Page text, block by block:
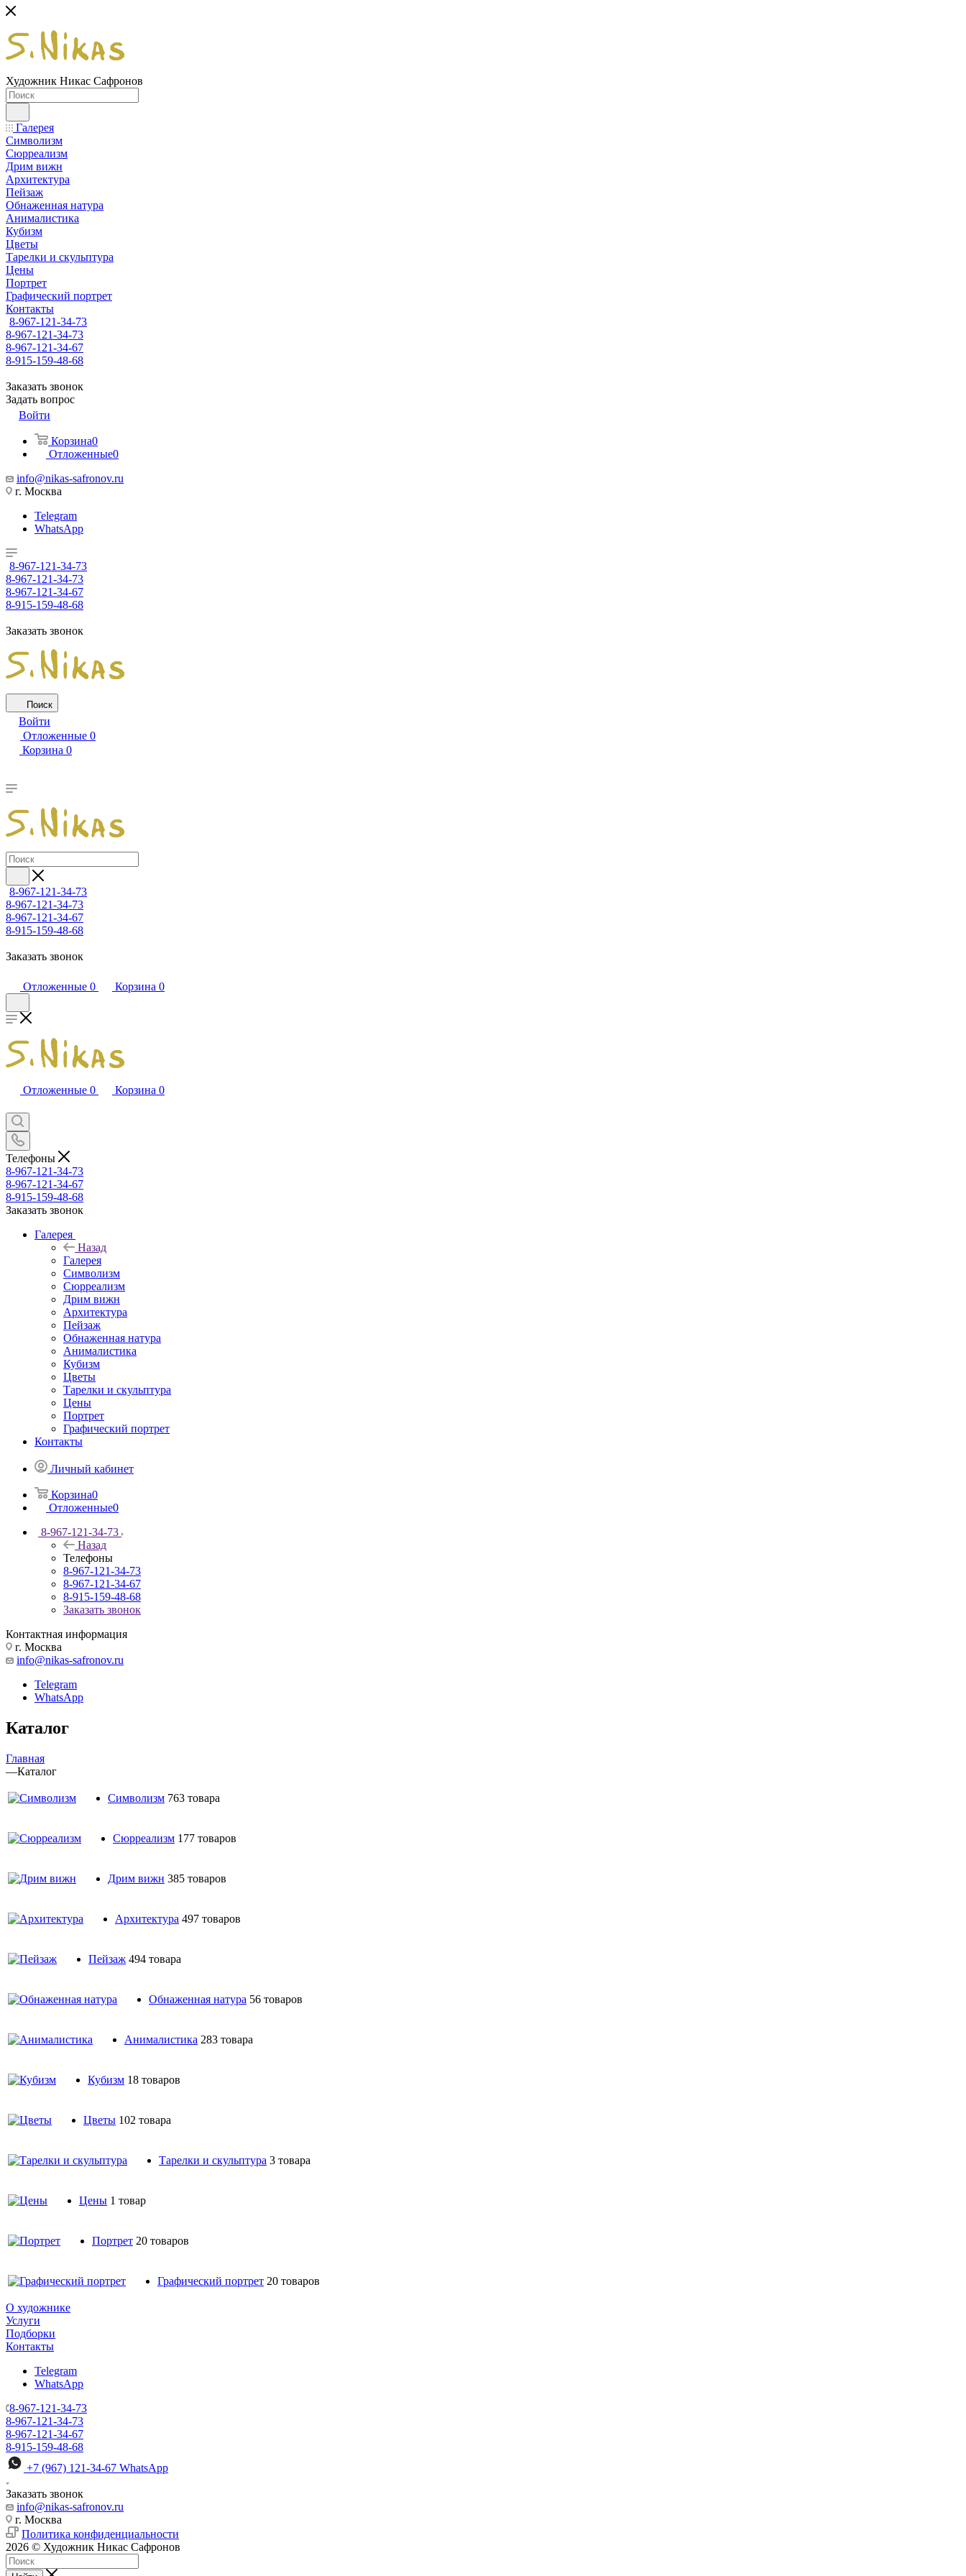
Художник Никас Сафронов
Галерея
Символизм
Сюрреализм
Дрим вижн
Архитектура
Пейзаж
Обнаженная натура
Анималистика
Кубизм
Цветы
Тарелки и скульптура
Цены
Портрет
Графический портрет
Контакты
8-967-121-34-73
8-967-121-34-73
8-967-121-34-67
8-915-159-48-68
Заказать звонок
Задать вопрос
Войти
Корзина0
Отложенные0
info@nikas-safronov.ru
г. Москва
Telegram
WhatsApp
8-967-121-34-73
8-967-121-34-73
8-967-121-34-67
8-915-159-48-68
Заказать звонок
Поиск
Войти
Отложенные 0
Корзина 0
8-967-121-34-73
8-967-121-34-73
8-967-121-34-67
8-915-159-48-68
Заказать звонок
Отложенные 0 Корзина 0
Отложенные 0 Корзина 0
Телефоны
8-967-121-34-73
8-967-121-34-67
8-915-159-48-68
Заказать звонок
Галерея
Назад
Галерея
Символизм
Сюрреализм
Дрим вижн
Архитектура
Пейзаж
Обнаженная натура
Анималистика
Кубизм
Цветы
Тарелки и скульптура
Цены
Портрет
Графический портрет
Контакты
Личный кабинет
Корзина0
Отложенные0
8-967-121-34-73
Назад
Телефоны
8-967-121-34-73
8-967-121-34-67
8-915-159-48-68
Заказать звонок
Контактная информация
г. Москва
info@nikas-safronov.ru
Telegram
WhatsApp
Каталог
Главная
—Каталог
Символизм 763 товара
Сюрреализм 177 товаров
Дрим вижн 385 товаров
Архитектура 497 товаров
Пейзаж 494 товара
Обнаженная натура 56 товаров
Анималистика 283 товара
Кубизм 18 товаров
Цветы 102 товара
Тарелки и скульптура 3 товара
Цены 1 товар
Портрет 20 товаров
Графический портрет 20 товаров
О художнике
Услуги
Подборки
Контакты
Telegram
WhatsApp
8-967-121-34-73
8-967-121-34-73
8-967-121-34-67
8-915-159-48-68
+7 (967) 121-34-67 WhatsApp
Заказать звонок
info@nikas-safronov.ru
г. Москва
Политика конфиденциальности
2026 © Художник Никас Сафронов